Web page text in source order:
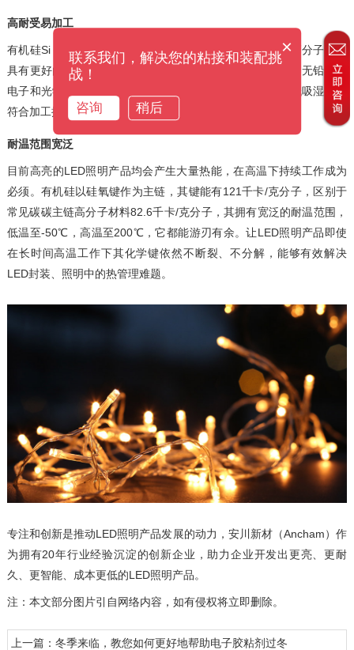
高耐受易加工
有机硅Si－O键链长约为C－C键链长一倍半，使其比其他高分子材料
具有更好的耐辐照、耐候性和热稳定性。能够耐受当前许多无铅焊接
电子和光学组件的高温封装及表面组装。封装后成品具有低吸湿值，
符合加工操作的可靠性要求，减少操作问题产生。
耐温范围宽泛
目前高亮的LED照明产品均会产生大量热能，在高温下持续工作成为
必须。有机硅以硅氧键作为主链，其键能有121千卡/克分子，区别于
常见碳碳主链高分子材料82.6千卡/克分子，其拥有宽泛的耐温范围，
低温至-50℃，高温至200℃，它都能游刃有余。让LED照明产品即使
在长时间高温工作下其化学键依然不断裂、不分解，能够有效解决
LED封装、照明中的热管理难题。
专注和创新是推动LED照明产品发展的动力，安川新材（Ancham）作
为拥有20年行业经验沉淀的创新企业，助力企业开发出更亮、更耐
久、更智能、成本更低的LED照明产品。
注：本文部分图片引自网络内容，如有侵权将立即删除。
上一篇：冬季来临，教您如何更好地帮助电子胶粘剂过冬
×
联系我们，解决您的粘接和装配挑
战！
咨询 稍后